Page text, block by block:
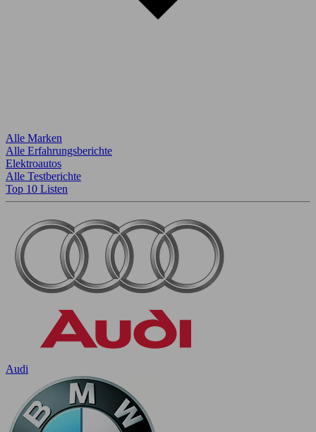
Alle Marken
Alle Erfahrungsberichte
Elektroautos
Alle Testberichte
Top 10 Listen
Audi